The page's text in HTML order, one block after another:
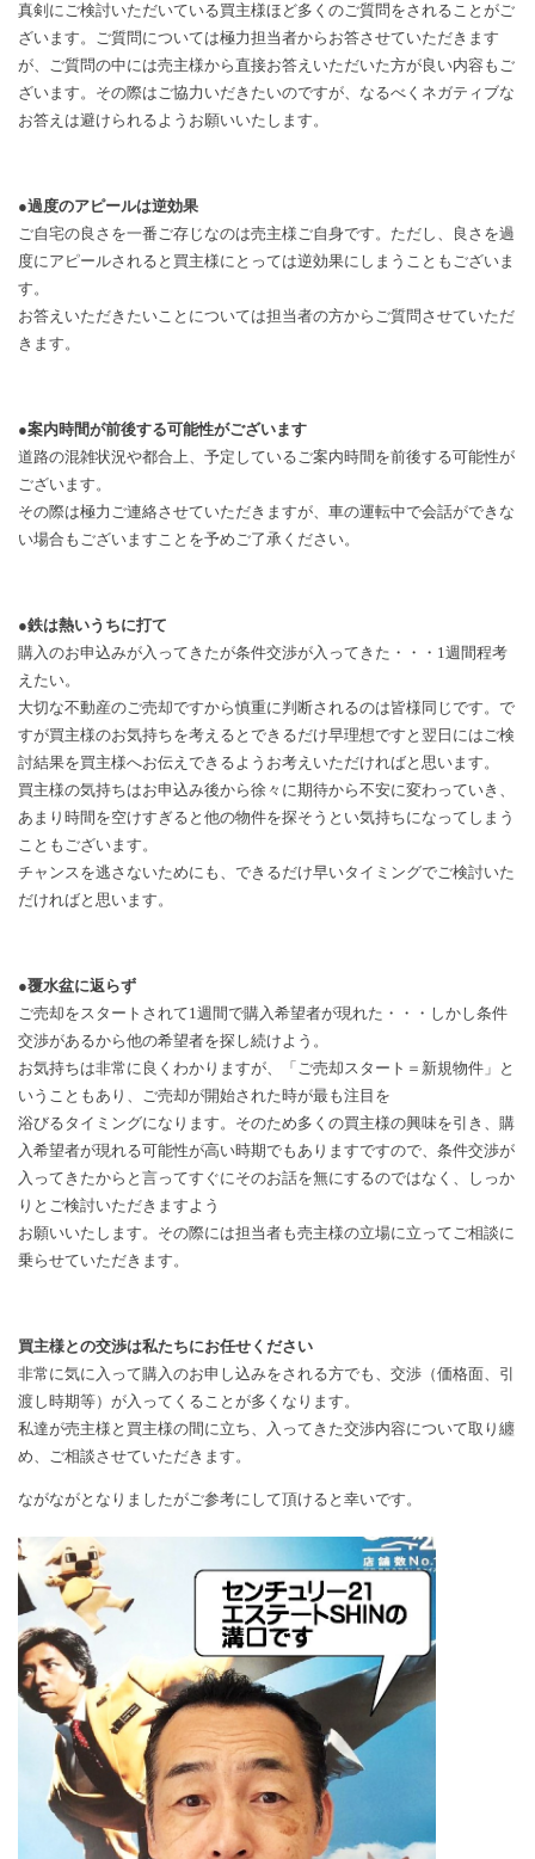
真剣にご検討いただいている買主様ほど多くのご質問をされることがご
ざいます。ご質問については極力担当者からお答させていただきます
が、ご質問の中には売主様から直接お答えいただいた方が良い内容もご
ざいます。その際はご協力いだきたいのですが、なるべくネガティブな
お答えは避けられるようお願いいたします。
●過度のアピールは逆効果
ご自宅の良さを一番ご存じなのは売主様ご自身です。ただし、良さを過
度にアピールされると買主様にとっては逆効果にしまうこともございま
す。
お答えいただきたいことについては担当者の方からご質問させていただ
きます。
●案内時間が前後する可能性がございます
道路の混雑状況や都合上、予定しているご案内時間を前後する可能性が
ございます。
その際は極力ご連絡させていただきますが、車の運転中で会話ができな
い場合もございますことを予めご了承ください。
●鉄は熱いうちに打て
購入のお申込みが入ってきたが条件交渉が入ってきた・・・ 1週間程考
えたい。
大切な不動産のご売却ですから慎重に判断されるのは皆様同じです。で
すが買主様のお気持ちを考えるとできるだけ早理想ですと翌日にはご検
討結果を買主様へお伝えできるようお考えいただければと思います。
買主様の気持ちはお申込み後から徐々に期待から不安に変わっていき、
あまり時間を空けすぎると他の物件を探そうとい気持ちになってしまう
こともございます。
チャンスを逃さないためにも、できるだけ早いタイミングでご検討いた
だければと思います。
●覆水盆に返らず
ご売却をスタートされて1週間で購入希望者が現れた・・・しかし条件
交渉があるから他の希望者を探し続けよう。
お気持ちは非常に良くわかりますが、「ご売却スタート＝新規物件」と
いうこともあり、ご売却が開始された時が最も注目を
浴びるタイミングになります。そのため多くの買主様の興味を引き、購
入希望者が現れる可能性が高い時期でもありますですので、条件交渉が
入ってきたからと言ってすぐにそのお話を無にするのではなく、しっか
りとご検討いただきますよう
お願いいたします。その際には担当者も売主様の立場に立ってご相談に
乗らせていただきます。
買主様との交渉は私たちにお任せください
非常に気に入って購入のお申し込みをされる方でも、交渉（価格面、引
渡し時期等）が入ってくることが多くなります。
私達が売主様と買主様の間に立ち、入ってきた交渉内容について取り纏
め、ご相談させていただきます。
ながながとなりましたがご参考にして頂けると幸いです。